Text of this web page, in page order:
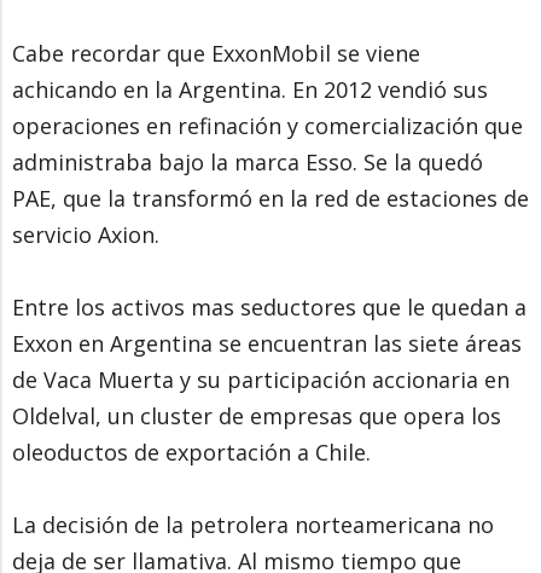
Cabe recordar que ExxonMobil se viene
achicando en la Argentina. En 2012 vendió sus
operaciones en refinación y comercialización que
administraba bajo la marca Esso. Se la quedó
PAE, que la transformó en la red de estaciones de
servicio Axion.
Entre los activos mas seductores que le quedan a
Exxon en Argentina se encuentran las siete áreas
de Vaca Muerta y su participación accionaria en
Oldelval, un cluster de empresas que opera los
oleoductos de exportación a Chile.
La decisión de la petrolera norteamericana no
deja de ser llamativa. Al mismo tiempo que